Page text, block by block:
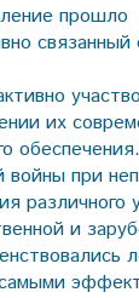
прошло
их
обеспечения.
при
и